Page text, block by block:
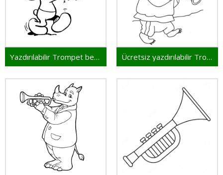
Yazdırılabilir Trompet bedava Ücretsiz yazdırılabilir Trompet